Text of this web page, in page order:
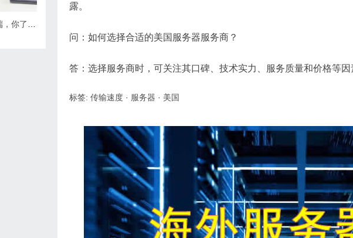
露。
问： 如何选择合适的美国服务器服务商？
答：选择服务商时，可关注其口碑、技术实力、服务质量和价格等
标签: 传输速度 · 服务器 · 美国